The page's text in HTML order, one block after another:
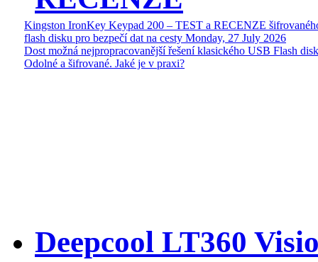
Kingston IronKey Keypad 200 – TEST a RECENZE
flash disku pro bezpečí dat na cesty Monday, 27 July 2026
Dost možná nejpropracovanější řešení klasického USB Flash
Odolné a šifrované. Jaké je v praxi?
Deepcool LT360